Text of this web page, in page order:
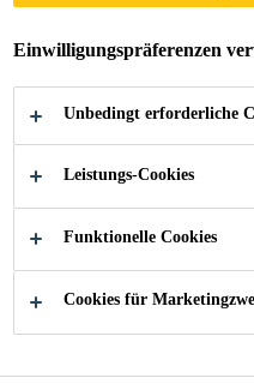
auf Zementbasis
Einwilligungspräferenzen
Unbedingt erforderliche
Leistungs-Cookies
Funktionelle Cookies
Cookies für